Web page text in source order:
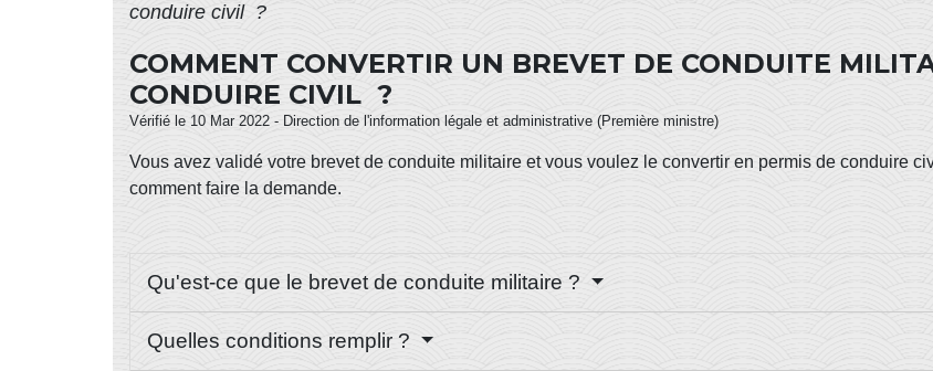
conduire civil ?
COMMENT CONVERTIR UN BREVET DE CONDUITE
CONDUIRE CIVIL ?
Vérifié le 10 Mar 2022 - Direction de l'information légale et administrative (Première ministre)
Vous avez validé votre brevet de conduite militaire et vous voulez le convertir en permis de conduire
comment faire la demande.
Qu'est-ce que le brevet de conduite militaire ?
Quelles conditions remplir ?